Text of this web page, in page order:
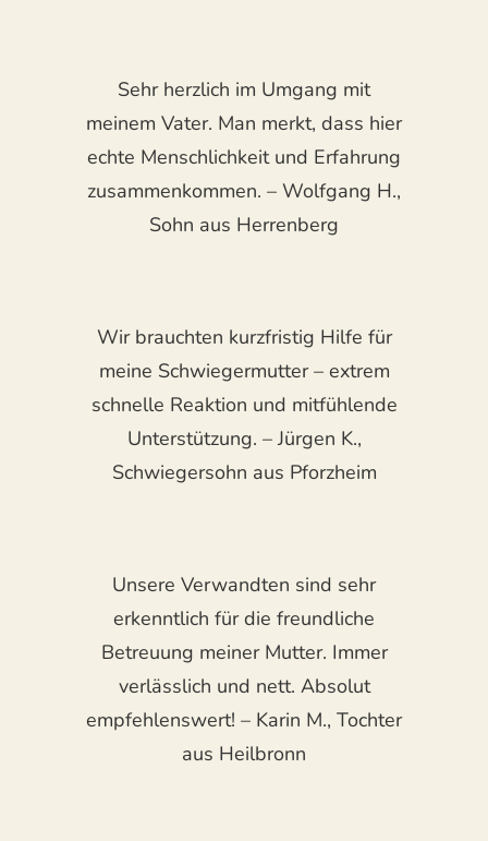
Sehr herzlich im Umgang mit
meinem Vater. Man merkt, dass hier
echte Menschlichkeit und Erfahrung
zusammenkommen. – Wolfgang H.,
Sohn aus Herrenberg
Wir brauchten kurzfristig Hilfe für
meine Schwiegermutter – extrem
schnelle Reaktion und mitfühlende
Unterstützung. – Jürgen K.,
Schwiegersohn aus Pforzheim
Unsere Verwandten sind sehr
erkenntlich für die freundliche
Betreuung meiner Mutter. Immer
verlässlich und nett. Absolut
empfehlenswert! – Karin M., Tochter
aus Heilbronn